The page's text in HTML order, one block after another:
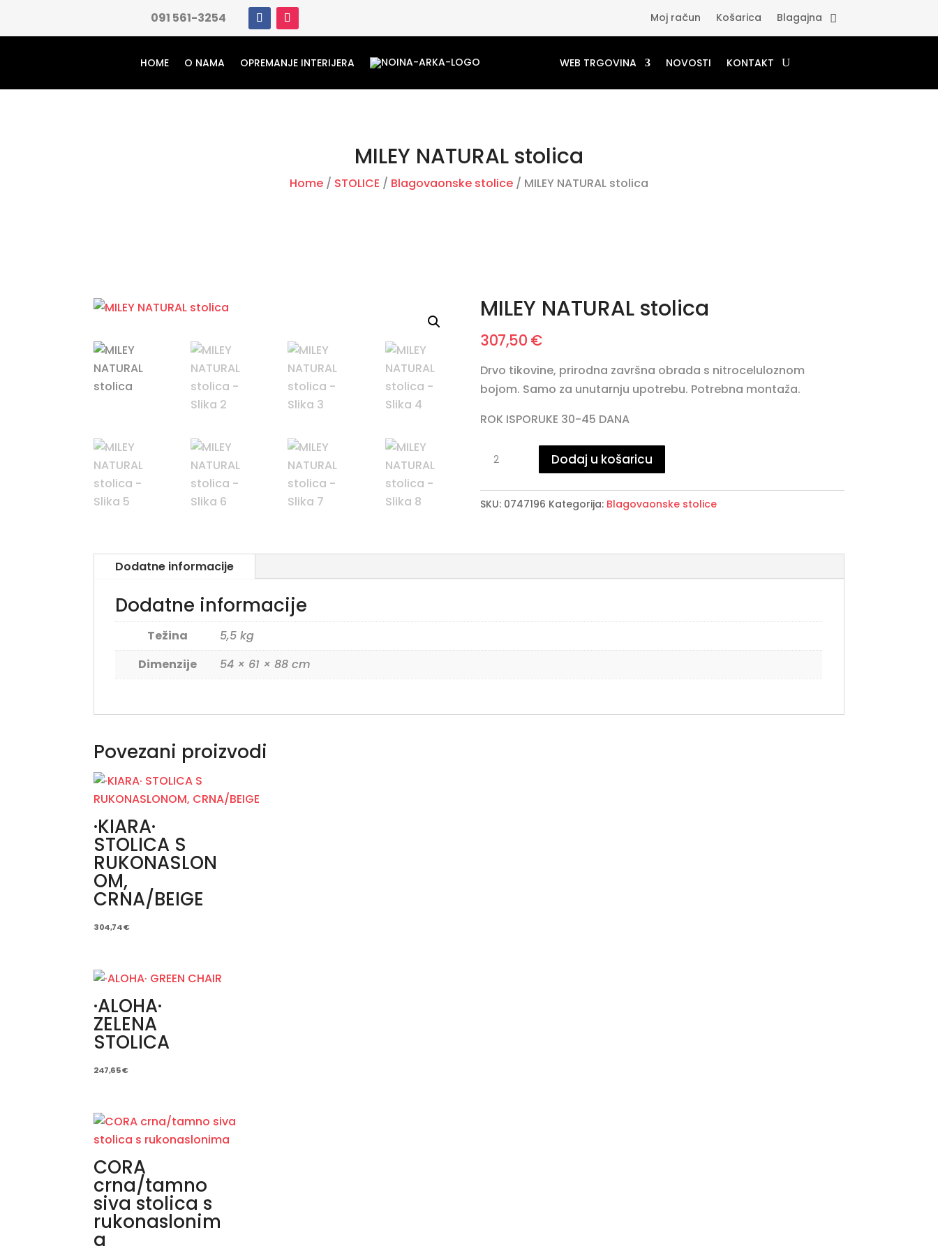
091 561-3254 Moj račun Košarica Blagajna
HOME O NAMA OPREMANJE INTERIJERA WEB TRGOVINA NOVOSTI KONTAKT
MILEY NATURAL stolica
Home / STOLICE / Blagovaonske stolice / MILEY NATURAL stolica
MILEY NATURAL stolica
307,50 €
Drvo tikovine, prirodna završna obrada s nitroceluloznom
bojom. Samo za unutarnju upotrebu. Potrebna montaža.
ROK ISPORUKE 30-45 DANA
NATURAL
stolica
količina
Dodaj u košaricu
SKU: 0747196 Kategorija: Blagovaonske stolice
Dodatne informacije
Dodatne informacije
Težina
5,5 kg
Dimenzije
54 × 61 × 88 cm
Povezani proizvodi
·KIARA·
STOLICA S
RUKONASLON
OM,
CRNA/BEIGE
304,74€
·ALOHA·
ZELENA
STOLICA
247,65€
CORA
crna/tamno
siva stolica s
rukonaslonim
a